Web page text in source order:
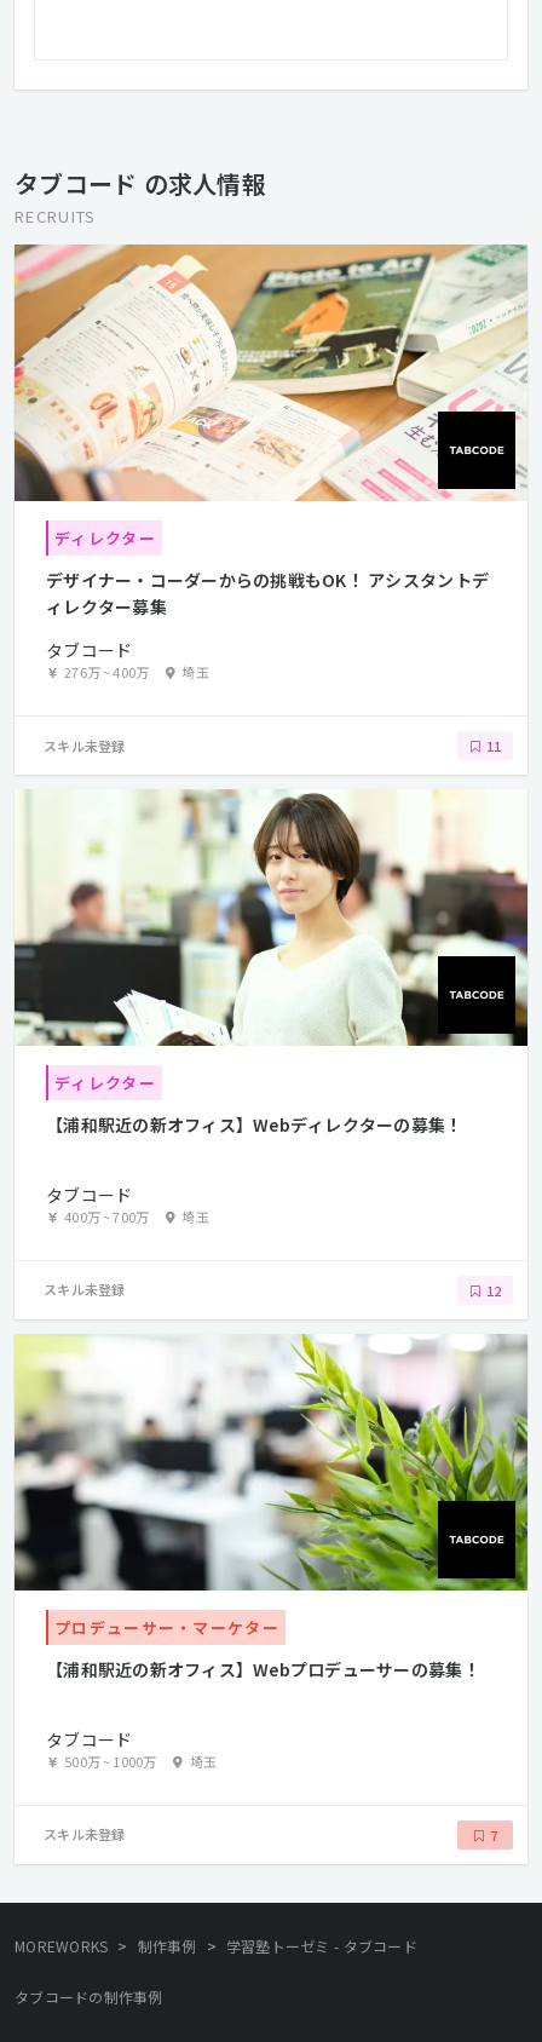
タブコード の求人情報
RECRUITS
ディレクター
デザイナー・コーダーからの挑戦もOK！ アシスタントデ
ィレクター募集
タブコード
276万~400万 埼玉
スキル未登録 11
ディレクター
【浦和駅近の新オフィス】Webディレクターの募集！
タブコード
400万~700万 埼玉
スキル未登録 12
プロデューサー・マーケター
【浦和駅近の新オフィス】Webプロデューサーの募集！
タブコード
500万~1000万 埼玉
スキル未登録 7
MOREWORKS > 制作事例 > 学習塾トーゼミ - タブコード
タブコードの制作事例